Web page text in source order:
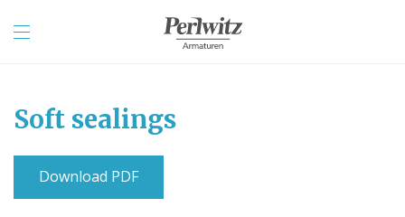
Soft sealings
Download PDF